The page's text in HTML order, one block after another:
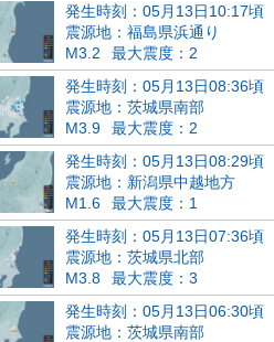
発生時刻：05月13日10:17頃
震源地：福島県浜通り
M3.2
最大震度：2
発生時刻：05月13日08:36頃
震源地：茨城県南部
M3.9
最大震度：2
発生時刻：05月13日08:29頃
震源地：新潟県中越地方
M1.6
最大震度：1
発生時刻：05月13日07:36頃
震源地：茨城県北部
M3.8
最大震度：3
発生時刻：05月13日06:30頃
震源地：茨城県南部